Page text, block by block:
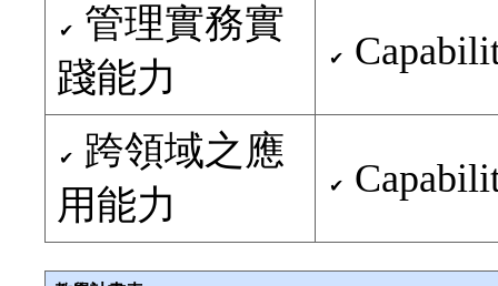
✔
管理實務實
踐能力
✔
✔
跨領域之應
用能力
✔